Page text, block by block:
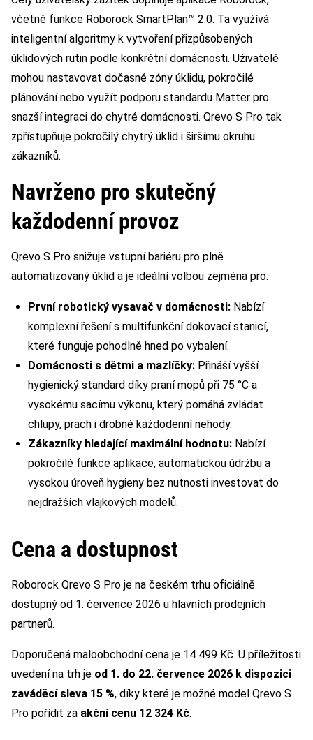
včetně funkce Roborock SmartPlan™ 2.0. Ta využívá
inteligentní algoritmy k vytvoření přizpůsobených
úklidových rutin podle konkrétní domácnosti. Uživatelé
mohou nastavovat dočasné zóny úklidu, pokročilé
plánování nebo využít podporu standardu Matter pro
snazší integraci do chytré domácnosti. Qrevo S Pro tak
zpřístupňuje pokročilý chytrý úklid i širšímu okruhu
zákazníků.
Navrženo pro skutečný
každodenní provoz
Qrevo S Pro snižuje vstupní bariéru pro plně
automatizovaný úklid a je ideální volbou zejména pro:
První robotický vysavač v domácnosti: Nabízí
komplexní řešení s multifunkční dokovací stanicí,
které funguje pohodlně hned po vybalení.
Domácnosti s dětmi a mazlíčky: Přináší vyšší
hygienický standard díky praní mopů při 75 °C a
vysokému sacímu výkonu, který pomáhá zvládat
chlupy, prach i drobné každodenní nehody.
Zákazníky hledající maximální hodnotu: Nabízí
pokročilé funkce aplikace, automatickou údržbu a
vysokou úroveň hygieny bez nutnosti investovat do
nejdražších vlajkových modelů.
Cena a dostupnost
Roborock Qrevo S Pro je na českém trhu oficiálně
dostupný od 1. července 2026 u hlavních prodejních
partnerů.
Doporučená maloobchodní cena je 14 499 Kč. U příležitosti
uvedení na trh je od 1. do 22. července 2026 k dispozici
zaváděcí sleva 15 %, díky které je možné model Qrevo S
Pro pořídit za akční cenu 12 324 Kč.